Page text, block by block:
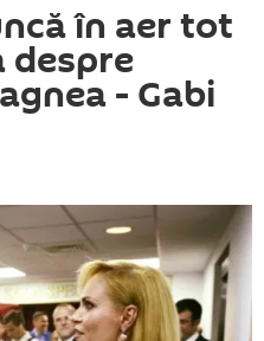
în aer tot
despre
- Gabi